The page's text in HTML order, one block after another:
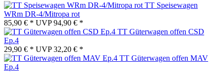
TT Speisewagen
WRm DR-4/Mitropa rot
85,90 € * UVP94,90 € *
TT Güterwagen offen CSD
Ep.4
29,90 € * UVP32,20 € *
TT Güterwagen offen MAV
Ep.4